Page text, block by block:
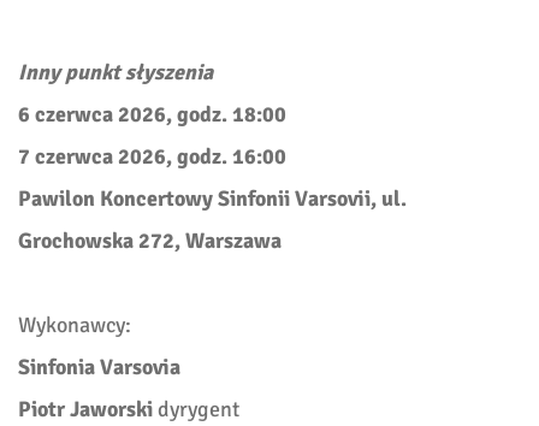
Inny punkt słyszenia
6 czerwca 2026, godz. 18:00
7 czerwca 2026, godz. 16:00
Pawilon Koncertowy Sinfonii Varsovii, ul.
Grochowska 272, Warszawa
Wykonawcy:
Sinfonia Varsovia
Piotr Jaworskidyrygent